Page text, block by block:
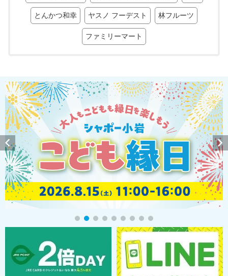
とんかつ和幸 ヤスノ フーデスト 林フルーツ
ファミリーマート